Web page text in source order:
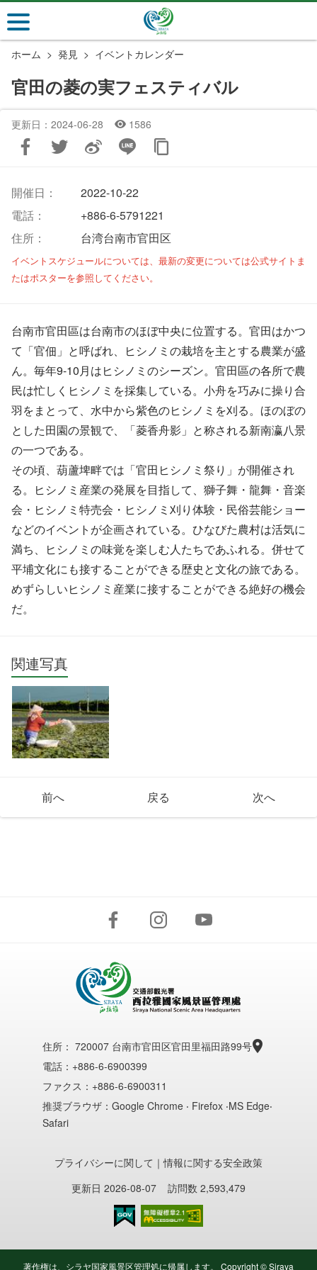
メ
イ
ン
ン
ホーム 発見 イベントカレンダー
官田の菱の実フェスティバル
更新日：2024-06-28 1586
開催日：
2022-10-22
電話：
+886-6-5791221
住所：
台湾台南市官田区
イベントスケジュールについては、最新の変更については公式サイトま
たはポスターを参照してください。
台南市官田區は台南市のほぼ中央に位置する。官田はかつ
て「官佃」と呼ばれ、ヒシノミの栽培を主とする農業が盛
ん。毎年9-10月はヒシノミのシーズン。官田區の各所で農
民は忙しくヒシノミを採集している。小舟を巧みに操り合
羽をまとって、水中から紫色のヒシノミを刈る。ほのぼの
とした田園の景観で、「菱香舟影」と称される新南瀛八景
の一つである。
その頃、葫蘆埤畔では「官田ヒシノミ祭り」が開催され
る。ヒシノミ産業の発展を目指して、獅子舞・龍舞・音楽
会・ヒシノミ特売会・ヒシノミ刈り体験・民俗芸能ショー
などのイベントが企画されている。ひなびた農村は活気に
満ち、ヒシノミの味覚を楽しむ人たちであふれる。併せて
平埔文化にも接することができる歴史と文化の旅である。
めずらしいヒシノミ産業に接することができる絶好の機会
だ。
関連写真
前へ 戻る 次へ
住所： 720007 台南市官田区官田里福田路99号
電話：+886-6-6900399
ファクス：+886-6-6900311
推奨ブラウザ：Google Chrome ‧ Firefox ‧MS Edge‧
Safari
プライバシーに関して ｜情報に関する安全政策
更新日 2026-08-07
訪問数 2,593,479
著作権は、シラヤ国家風景区管理処に帰属します。 Copyright © Siraya